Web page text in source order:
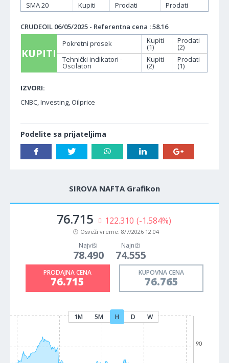
SMA 20
Kupiti Prodati Prodati
CRUDEOIL 06/05/2025 - Referentna cena : 58.16
KUPITI
Pokretni prosek Kupiti
(1)
Prodati
(2)
Tehnički indikatori -
Oscilatori
Kupiti
(2)
Prodati
(1)
IZVORI:
CNBC, Investing, Oilprice
Podelite sa prijateljima
SIROVA NAFTA Grafikon
76.715 122.310 (-1.584%)
Osveži vreme: 8/7/2026 12:04
Najviši
78.490
Najniži
74.555
PRODAJNA CENA
76.715
KUPOVNA CENA
76.765
1M 5M H D W
90